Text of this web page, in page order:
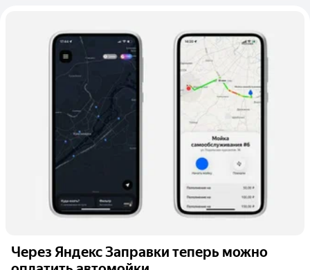
Через Яндекс Заправки теперь можно